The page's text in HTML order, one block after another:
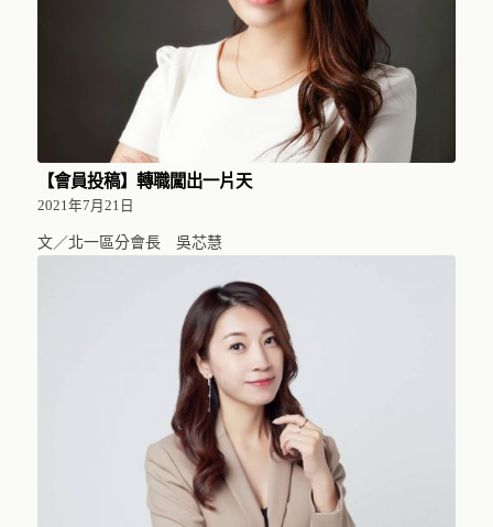
【會員投稿】轉職闖出一片天
2021年7月21日
文／北一區分會長 吳芯慧